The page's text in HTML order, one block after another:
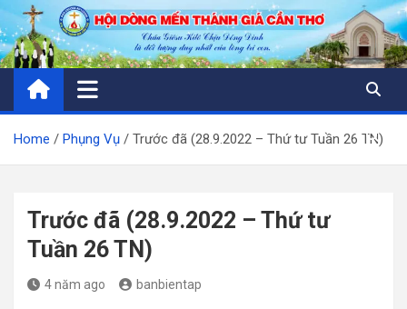
Skip
to
content
Home Phụng Vụ Trước đã (28.9.2022 – Thứ tư Tuần 26 TN)
Trước đã (28.9.2022 – Thứ tư
Tuần 26 TN)
4 năm ago banbientap